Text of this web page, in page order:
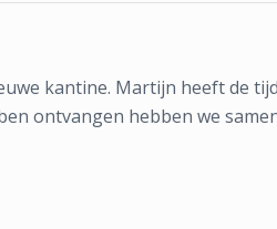
kantine. Martijn heeft de
ontvangen hebben we